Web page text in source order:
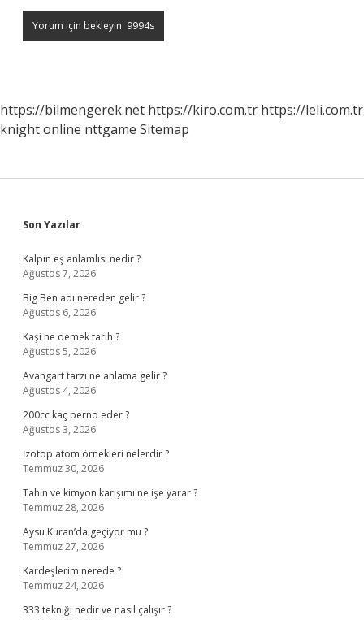
https://bilmengerek.net https://kiro.com.tr https://leli.com.tr
knight online nttgame Sitemap
Sidebar
Son Yazılar
Kalpın eş anlamlısı nedir ?
Ağustos 7, 2026
Big Ben adı nereden gelir ?
Ağustos 6, 2026
Kaşi ne demek tarih ?
Ağustos 5, 2026
Avangart tarzı ne anlama gelir ?
Ağustos 4, 2026
200cc kaç perno eder ?
Ağustos 3, 2026
İzotop atom örnekleri nelerdir ?
Temmuz 30, 2026
Tahin ve kimyon karışımı ne işe yarar ?
Temmuz 28, 2026
Aysu Kuran’da geçiyor mu ?
Temmuz 27, 2026
Kardeşlerim nerede ?
Temmuz 24, 2026
333 tekniği nedir ve nasıl çalışır ?